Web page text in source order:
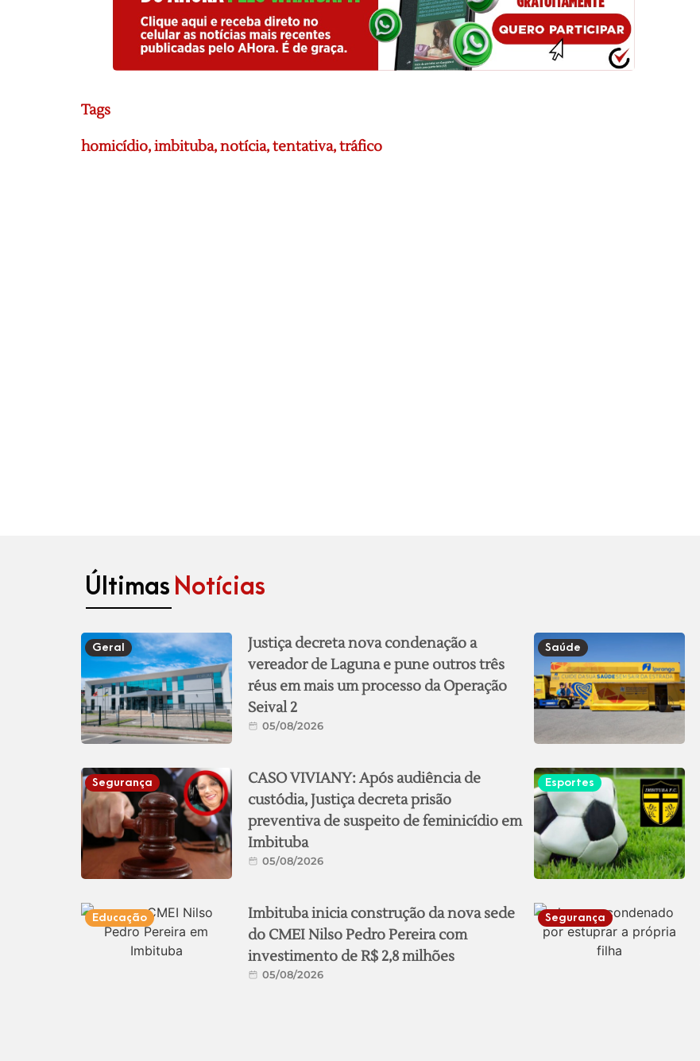
Tags
homicídio,imbituba,notícia,tentativa,tráfico
Últimas Notícias
Geral
Justiça decreta nova condenação a
vereador de Laguna e pune outros três
réus em mais um processo da Operação
Seival 2
05/08/2026
Saúde
Segurança
CASO VIVIANY: Após audiência de
custódia, Justiça decreta prisão
preventiva de suspeito de feminicídio em
Imbituba
05/08/2026
Esportes
Educação
Imbituba inicia construção da nova sede
do CMEI Nilso Pedro Pereira com
investimento de R$ 2,8 milhões
05/08/2026
Segurança